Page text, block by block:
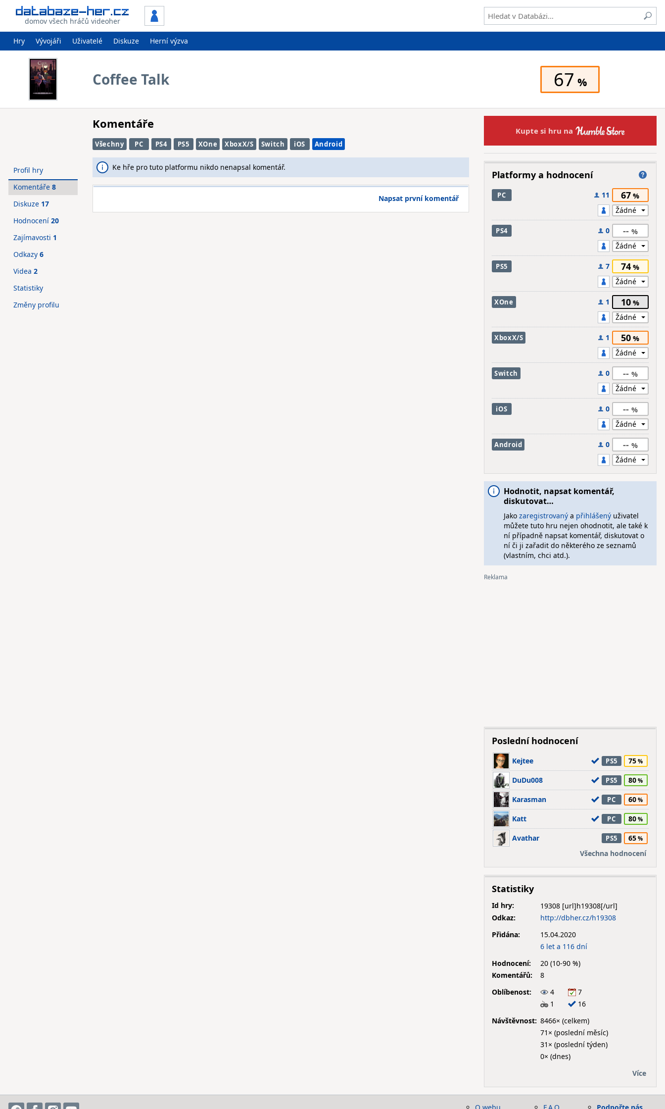
domov všech hráčů videoher
Hry Vývojáři Uživatelé Diskuze Herní výzva
Coffee Talk 67
Komentáře
Všechny PC PS4 PS5 XOne XboxX/S Switch iOS Android
Ke hře pro tuto platformu nikdo nenapsal komentář.
Napsat první komentář
Profil hry
Komentáře 8
Diskuze 17
Hodnocení 20
Zajímavosti 1
Odkazy 6
Videa 2
Statistiky
Změny profilu
Kupte si hru na
Platformy a hodnocení
PC 11 67
PS4 0 --
PS5 7 74
XOne 1 10
XboxX/S 1 50
Switch 0 --
iOS 0 --
Android 0 --
Hodnotit, napsat komentář,
diskutovat…
Jako zaregistrovanýa přihlášenýuživatel
můžete tuto hru nejen ohodnotit, ale také k
ní případně napsat komentář, diskutovat o
ní či ji zařadit do některého ze seznamů
(vlastním, chci atd.).
Poslední hodnocení
Kejtee PS5 75
DuDu008 PS5 80
Karasman PC 60
Katt PC 80
Avathar PS5
65
Všechna hodnocení
Statistiky
Id hry:
19308
Odkaz:
http://dbher.cz/h19308
Přidána:
15.04.2020
6 let a 116 dní
Hodnocení:
20 (10-90 %)
Komentářů:
8
Oblíbenost:
4
7
1
16
Návštěvnost: 8466× (celkem)
71× (poslední měsíc)
31× (poslední týden)
0× (dnes)
Více